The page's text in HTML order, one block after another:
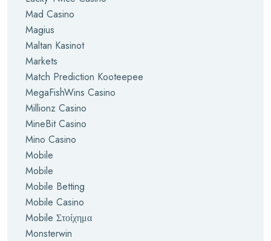
Mad Casino
Magius
Maltan Kasinot
Markets
Match Prediction Kooteepee
MegaFishWins Casino
Millionz Casino
MineBit Casino
Mino Casino
Mobile
Mobile
Mobile Betting
Mobile Casino
Mobile Στοίχημα
Monsterwin